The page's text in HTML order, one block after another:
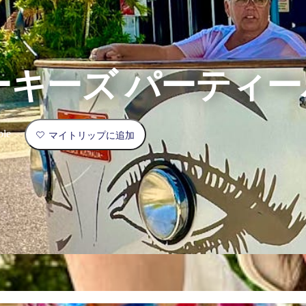
キーズ パーティ
マイトリップに追加